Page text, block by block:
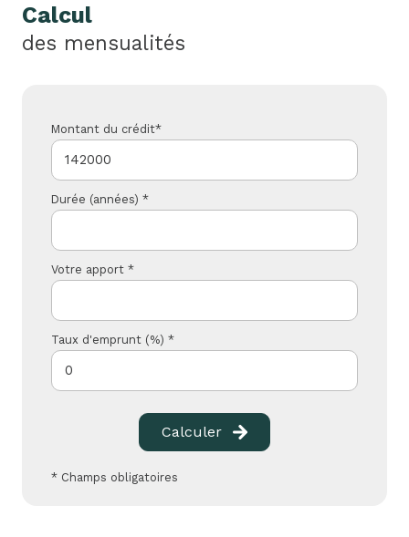
Calcul
des mensualités
Montant du crédit*
Durée (années) *
Votre apport *
Taux d'emprunt (%) *
Calculer
* Champs obligatoires